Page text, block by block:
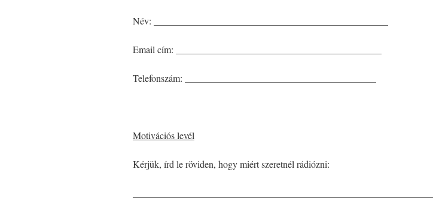
Név: _________________________________________________
Email cím: ___________________________________________
Telefonszám: ________________________________________
Motivációs levél
Kérjük, írd le röviden, hogy miért szeretnél rádiózni: